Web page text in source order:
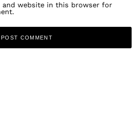
and website in this browser for